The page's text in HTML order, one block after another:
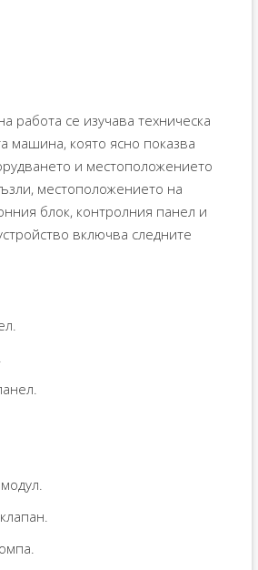
работа се изучава техническа
машина, която ясно показва
и местоположението
местоположението на
блок, контролния панел и
включва следните